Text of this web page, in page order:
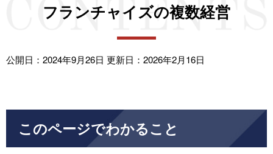
フランチャイズの複数経営
公開日：2024年9月26日 更新日：2026年2月16日
このページでわかること